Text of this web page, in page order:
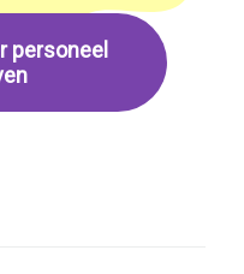
personeel